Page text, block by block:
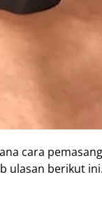
cara
ulasan berikut ini.